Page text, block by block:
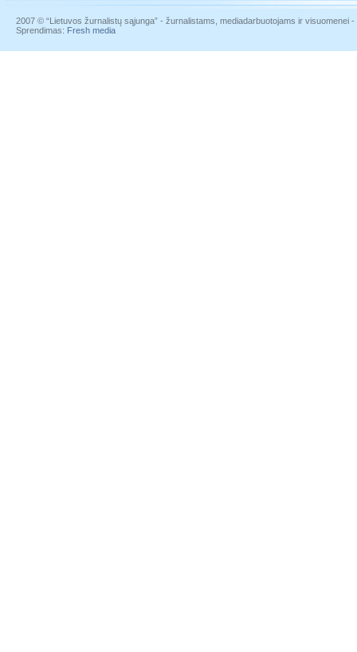
2007 © “Lietuvos žurnalistų sąjunga” - žurnalistams, mediadarbuotojams ir visuomenei
Sprendimas: Fresh media